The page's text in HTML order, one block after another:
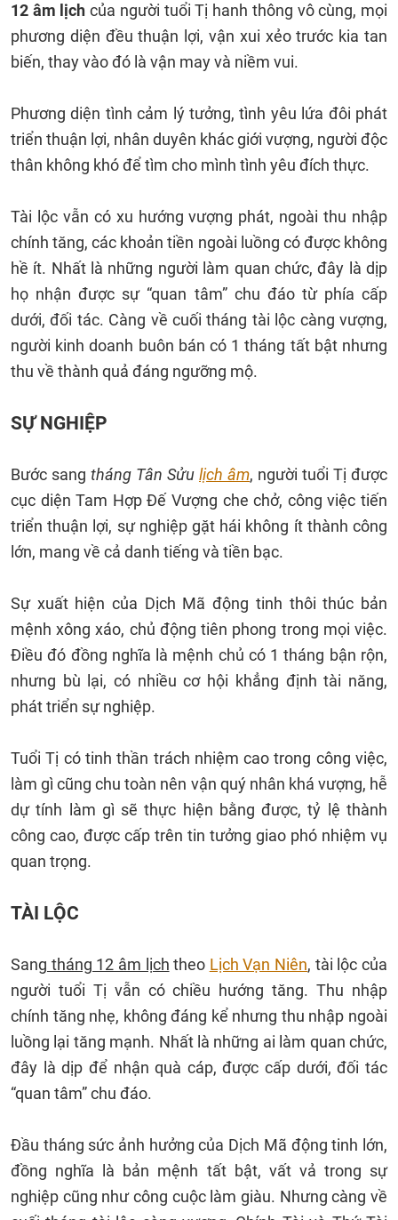
12 âm lịch của người tuổi Tị hanh thông vô cùng, mọi
phương diện đều thuận lợi, vận xui xẻo trước kia tan
biến, thay vào đó là vận may và niềm vui.
Phương diện tình cảm lý tưởng, tình yêu lứa đôi phát
triển thuận lợi, nhân duyên khác giới vượng, người độc
thân không khó để tìm cho mình tình yêu đích thực.
Tài lộc vẫn có xu hướng vượng phát, ngoài thu nhập
chính tăng, các khoản tiền ngoài luồng có được không
hề ít. Nhất là những người làm quan chức, đây là dịp
họ nhận được sự “quan tâm” chu đáo từ phía cấp
dưới, đối tác. Càng về cuối tháng tài lộc càng vượng,
người kinh doanh buôn bán có 1 tháng tất bật nhưng
thu về thành quả đáng ngưỡng mộ.
SỰ NGHIỆP
Bước sang tháng Tân Sửu lịch âm, người tuổi Tị được
cục diện Tam Hợp Đế Vượng che chở, công việc tiến
triển thuận lợi, sự nghiệp gặt hái không ít thành công
lớn, mang về cả danh tiếng và tiền bạc.
Sự xuất hiện của Dịch Mã động tinh thôi thúc bản
mệnh xông xáo, chủ động tiên phong trong mọi việc.
Điều đó đồng nghĩa là mệnh chủ có 1 tháng bận rộn,
nhưng bù lại, có nhiều cơ hội khẳng định tài năng,
phát triển sự nghiệp.
Tuổi Tị có tinh thần trách nhiệm cao trong công việc,
làm gì cũng chu toàn nên vận quý nhân khá vượng, hễ
dự tính làm gì sẽ thực hiện bằng được, tỷ lệ thành
công cao, được cấp trên tin tưởng giao phó nhiệm vụ
quan trọng.
TÀI LỘC
Sang tháng 12 âm lịch theo Lịch Vạn Niên, tài lộc của
người tuổi Tị vẫn có chiều hướng tăng. Thu nhập
chính tăng nhẹ, không đáng kể nhưng thu nhập ngoài
luồng lại tăng mạnh. Nhất là những ai làm quan chức,
đây là dịp để nhận quà cáp, được cấp dưới, đối tác
“quan tâm” chu đáo.
Đầu tháng sức ảnh hưởng của Dịch Mã động tinh lớn,
đồng nghĩa là bản mệnh tất bật, vất vả trong sự
nghiệp cũng như công cuộc làm giàu. Nhưng càng về